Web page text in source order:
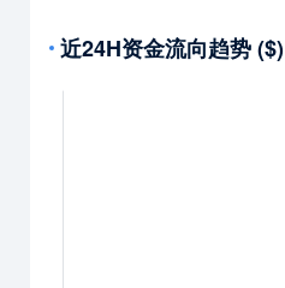
近24H资金流向趋势 ($)